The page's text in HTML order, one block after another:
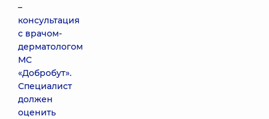
–
консультация
с врачом-
дерматологом
МС
«Добробут».
Специалист
должен
оценить